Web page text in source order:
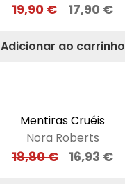
19,90€ 17,90 €
Adicionar ao carrinho
Mentiras Cruéis
Nora Roberts
18,80€ 16,93 €